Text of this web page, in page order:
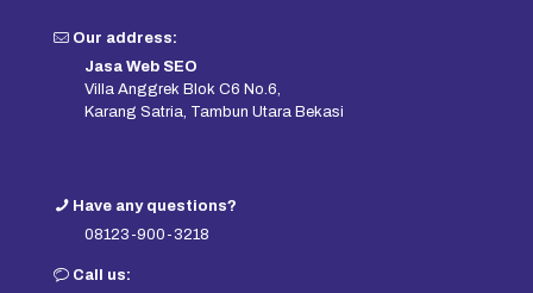
Our address:
Jasa Web SEO
Villa Anggrek Blok C6 No.6,
Karang Satria, Tambun Utara Bekasi
Have any questions?
08123-900-3218
Call us: